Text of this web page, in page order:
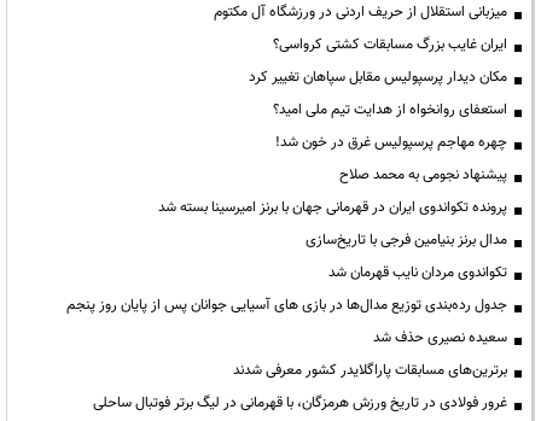
میزبانی استقلال از حریف اردنی در ورزشگاه آل مکتوم
ایران غایب بزرگ مسابقات کشتی کرواسی؟
مکان دیدار پرسپولیس مقابل سپاهان تغییر کرد
استعفای روانخواه از هدایت تیم ملی امید؟
چهره مهاجم پرسپولیس غرق در خون شد!
پیشنهاد نجومی به محمد صلاح
پرونده تکواندوی ایران در قهرمانی جهان با برنز امیرسینا بسته شد
مدال برنز بنیامین فرجی با تاریخ‌سازی
تکواندوی مردان نایب قهرمان شد
جدول رده‌بندی توزیع مدال‌ها در بازی های آسیایی جوانان پس از پایان روز پنجم
سعیده نصیری حذف شد
برترین‌های مسابقات پاراگلایدر کشور معرفی شدند
غرور فولادی در تاریخ ورزش هرمزگان، با قهرمانی در لیگ برتر فوتبال ساحلی